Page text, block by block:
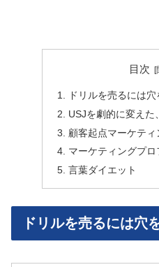
目次
ドリルを売るには
USJを劇的に変えた
顧客起点マーケティ
マーケティングプ
言葉ダイエット
ドリルを売るには穴